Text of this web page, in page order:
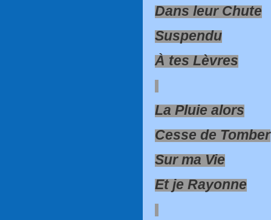
Dans leur Chute
Suspendu
À tes Lèvres
La Pluie alors
Cesse de Tomber
Sur ma Vie
Et je Rayonne